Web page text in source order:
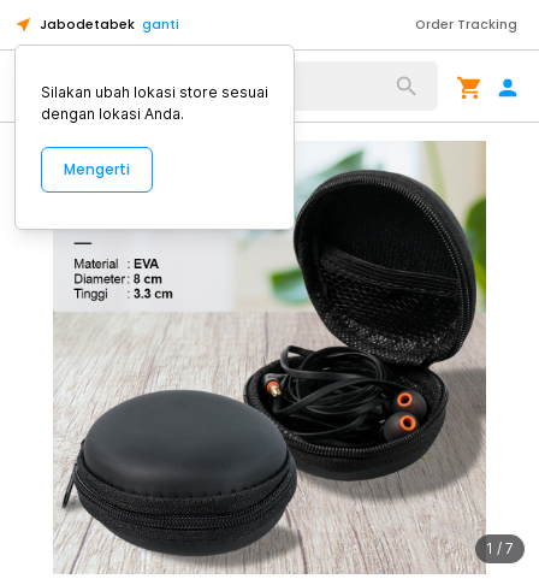
Jabodetabek ganti Order Tracking
Alat Kopi
1 / 7
Silakan ubah lokasi store sesuai
dengan lokasi Anda.
Mengerti